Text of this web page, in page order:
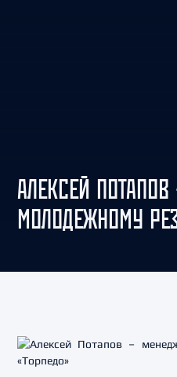
АЛЕКСЕЙ
МОЛОДЕЖНОМУ